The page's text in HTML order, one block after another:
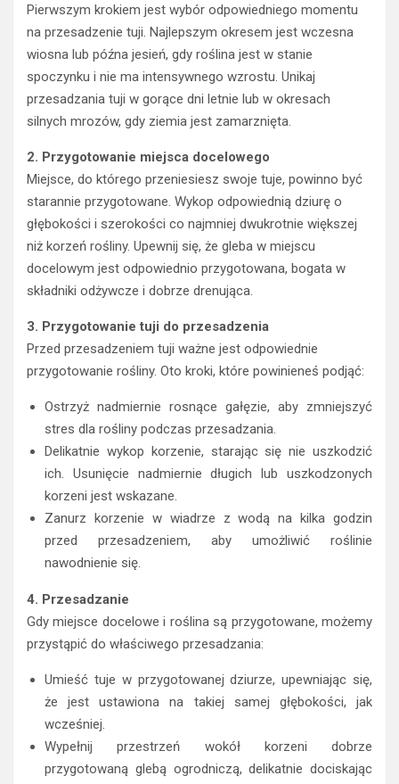
Pierwszym krokiem jest wybór odpowiedniego momentu
na przesadzenie tuji. Najlepszym okresem jest wczesna
wiosna lub późna jesień, gdy roślina jest w stanie
spoczynku i nie ma intensywnego wzrostu. Unikaj
przesadzania tuji w gorące dni letnie lub w okresach
silnych mrozów, gdy ziemia jest zamarznięta.
2. Przygotowanie miejsca docelowego
Miejsce, do którego przeniesiesz swoje tuje, powinno być
starannie przygotowane. Wykop odpowiednią dziurę o
głębokości i szerokości co najmniej dwukrotnie większej
niż korzeń rośliny. Upewnij się, że gleba w miejscu
docelowym jest odpowiednio przygotowana, bogata w
składniki odżywcze i dobrze drenująca.
3. Przygotowanie tuji do przesadzenia
Przed przesadzeniem tuji ważne jest odpowiednie
przygotowanie rośliny. Oto kroki, które powinieneś podjąć:
Ostrzyż nadmiernie rosnące gałęzie, aby zmniejszyć
stres dla rośliny podczas przesadzania.
Delikatnie wykop korzenie, starając się nie uszkodzić
ich. Usunięcie nadmiernie długich lub uszkodzonych
korzeni jest wskazane.
Zanurz korzenie w wiadrze z wodą na kilka godzin
przed przesadzeniem, aby umożliwić roślinie
nawodnienie się.
4. Przesadzanie
Gdy miejsce docelowe i roślina są przygotowane, możemy
przystąpić do właściwego przesadzania:
Umieść tuje w przygotowanej dziurze, upewniając się,
że jest ustawiona na takiej samej głębokości, jak
wcześniej.
Wypełnij przestrzeń wokół korzeni dobrze
przygotowaną glebą ogrodniczą, delikatnie dociskając